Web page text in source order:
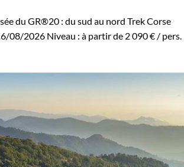
du GR®20 : du sud au nord Trek Corse
08/2026 Niveau : à partir de 2 090 € / pers.